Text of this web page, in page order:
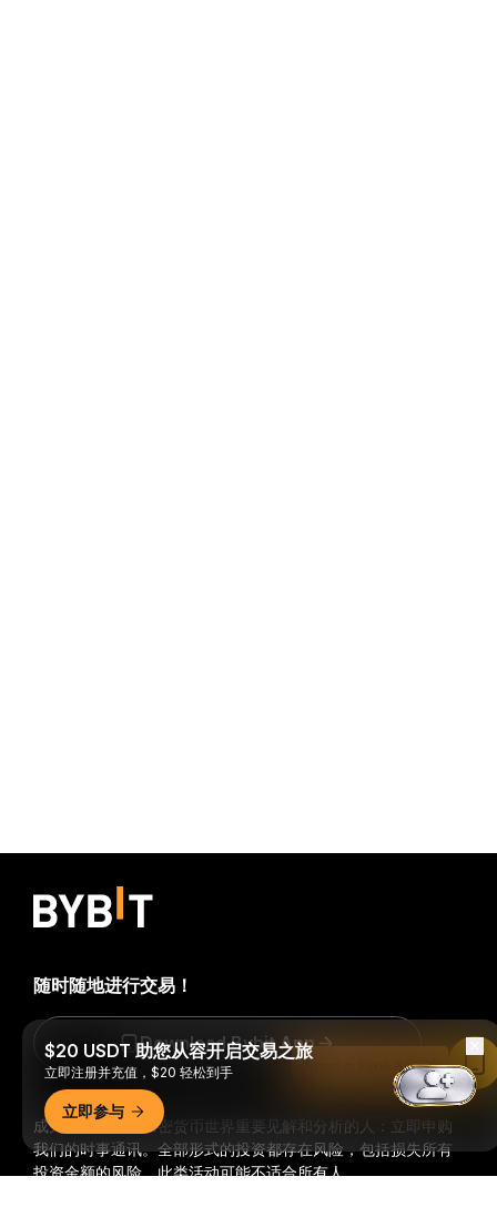
成为第一个获得加密货币世界重要见解和分析的人：立即申购
我们的时事通讯。全部形式的投资都存在风险，包括损失所有
投资金额的风险。此类活动可能不适合所有人。
随时随地进行交易！
Download Bybit App
$20 USDT 助您从容开启交易之旅
立即注册并充值，$20 轻松到手
立即参与
Read in Bybit App